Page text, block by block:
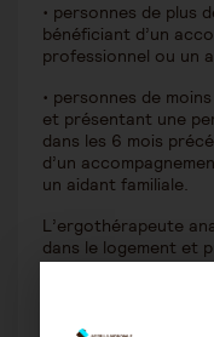
• personnes de plus
bénéficiant d’un
professionnel ou un
• personnes de
et présentant une
dans les 6 mois
d’un
un aidant familiale.
L’ergothérapeute
dans le logement et
pour améliorer la
de 200 € peut